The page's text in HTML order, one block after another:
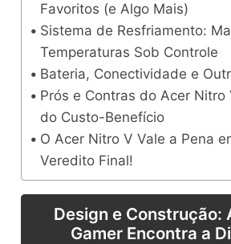
Favoritos (e Algo Mais)
Sistema de Resfriamento:
Temperaturas Sob Controle
Bateria, Conectividade e
Prós e Contras do Acer Nitro
do Custo-Benefício
O Acer Nitro V Vale a Pena
Veredito Final!
Design e Construção:
Gamer Encontra a